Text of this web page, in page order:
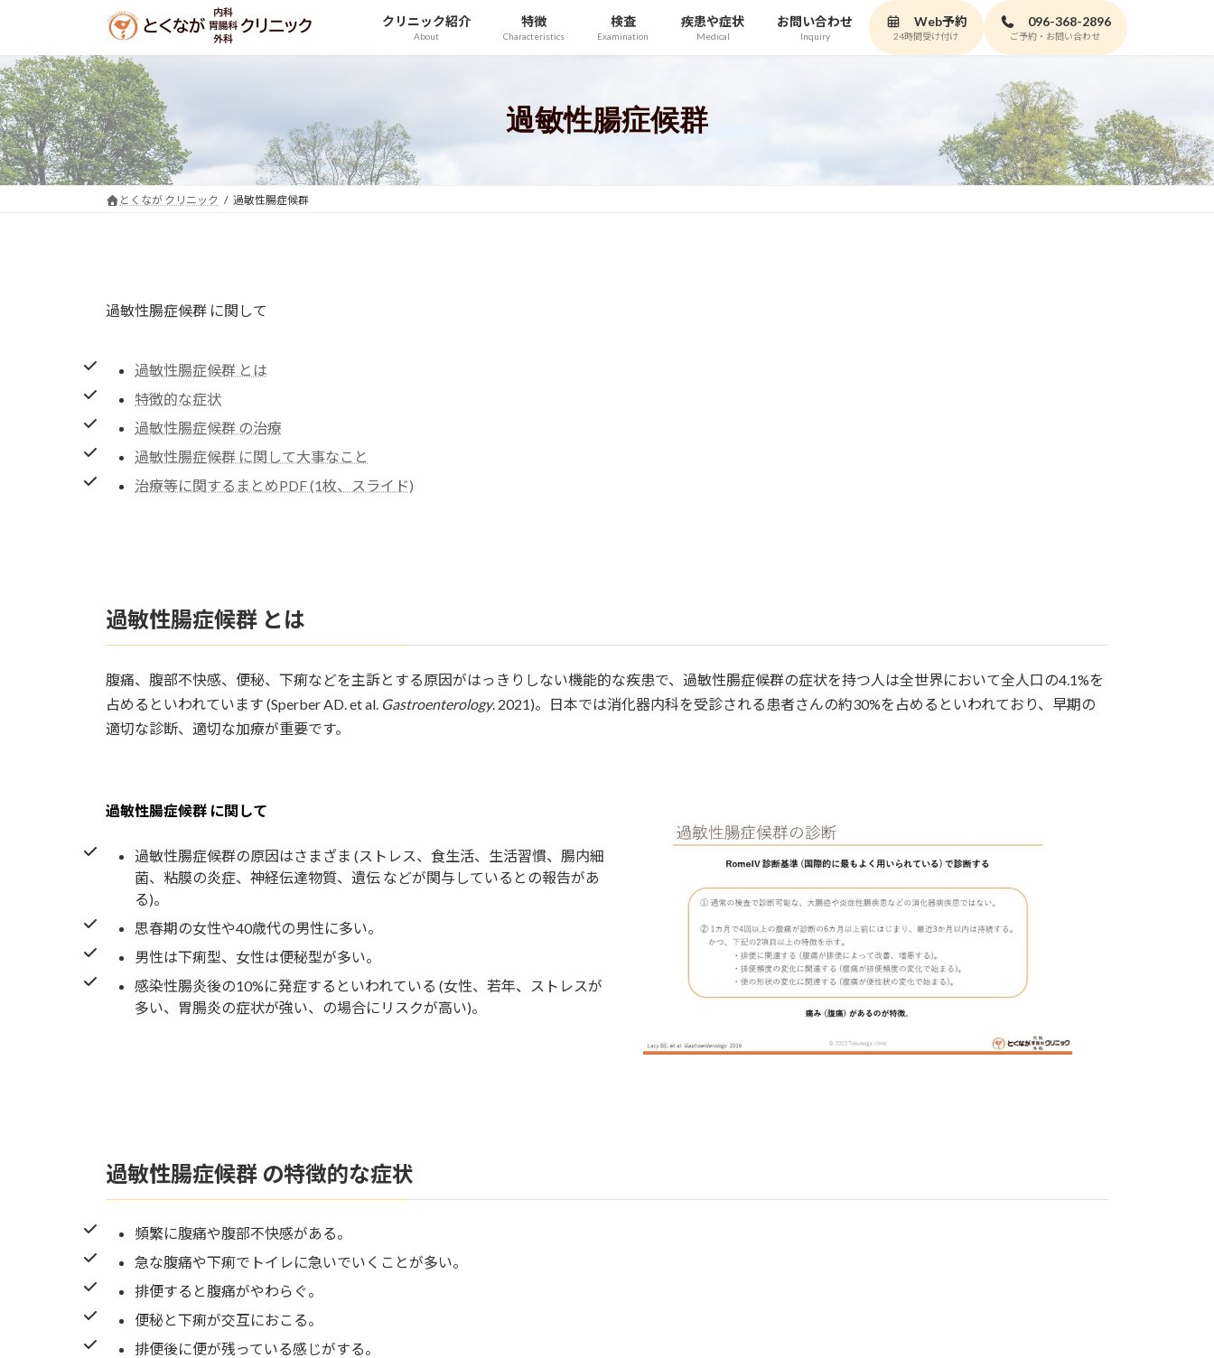
ン
ツ
へ
ス
キ
ッ
ー
シ
ョ
ン
に
移
クリニック紹介
About
特徴
Characteristics
検査
Examination
疾患や症状
Medical
お問い合わせ
Inquiry
Web予約
24時間受け付け
096-368-2896
ご予約・お問い合わせ
過敏性腸症候群
とくなが クリニック 過敏性腸症候群
過敏性腸症候群 に関して
過敏性腸症候群 とは
特徴的な症状
過敏性腸症候群 の治療
過敏性腸症候群 に関して大事なこと
治療等に関するまとめPDF (1枚、スライド)
過敏性腸症候群 とは
腹痛、腹部不快感、便秘、下痢などを主訴とする原因がはっきりしない機能的な疾患で、過敏性腸症候群の症状を持つ人は全世界において全人口の4.1%を
占めるといわれています (Sperber AD. et al. Gastroenterology. 2021)。日本では消化器内科を受診される患者さんの約30%を占めるといわれており、早期の
適切な診断、適切な加療が重要です。
過敏性腸症候群 に関して
過敏性腸症候群の原因はさまざま (ストレス、食生活、生活習慣、腸内細
菌、粘膜の炎症、神経伝達物質、遺伝 などが関与しているとの報告があ
る)。
思春期の女性や40歳代の男性に多い。
男性は下痢型、女性は便秘型が多い。
感染性腸炎後の10%に発症するといわれている (女性、若年、ストレスが
多い、胃腸炎の症状が強い、の場合にリスクが高い)。
過敏性腸症候群 の特徴的な症状
頻繁に腹痛や腹部不快感がある。
急な腹痛や下痢でトイレに急いでいくことが多い。
排便すると腹痛がやわらぐ。
便秘と下痢が交互におこる。
排便後に便が残っている感じがする。